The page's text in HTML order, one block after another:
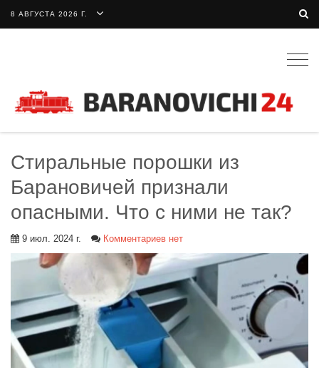
8 АВГУСТА 2026 Г.
Стиральные порошки из
Барановичей признали
опасными. Что с ними не так?
9 июл. 2024 г. Комментариев нет